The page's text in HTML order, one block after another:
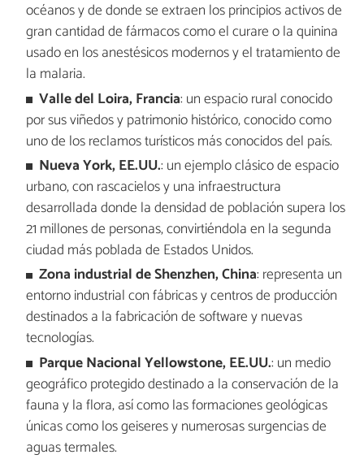
océanos y de donde se extraen los principios activos de
gran cantidad de fármacos como el curare o la quinina
usado en los anestésicos modernos y el tratamiento de
la malaria.
Valle del Loira, Francia: un espacio rural conocido
por sus viñedos y patrimonio histórico, conocido como
uno de los reclamos turísticos más conocidos del país.
Nueva York, EE.UU.: un ejemplo clásico de espacio
urbano, con rascacielos y una infraestructura
desarrollada donde la densidad de población supera los
21 millones de personas, convirtiéndola en la segunda
ciudad más poblada de Estados Unidos.
Zona industrial de Shenzhen, China: representa un
entorno industrial con fábricas y centros de producción
destinados a la fabricación de software y nuevas
tecnologías.
Parque Nacional Yellowstone, EE.UU.: un medio
geográfico protegido destinado a la conservación de la
fauna y la flora, así como las formaciones geológicas
únicas como los geiseres y numerosas surgencias de
aguas termales.